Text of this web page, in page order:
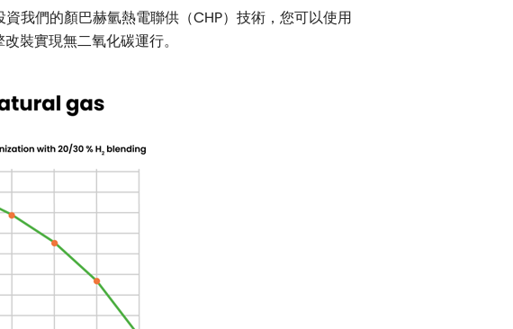
我們的顏巴赫氫熱電聯供（CHP）技術，您可以使用
裝實現無二氧化碳運行。